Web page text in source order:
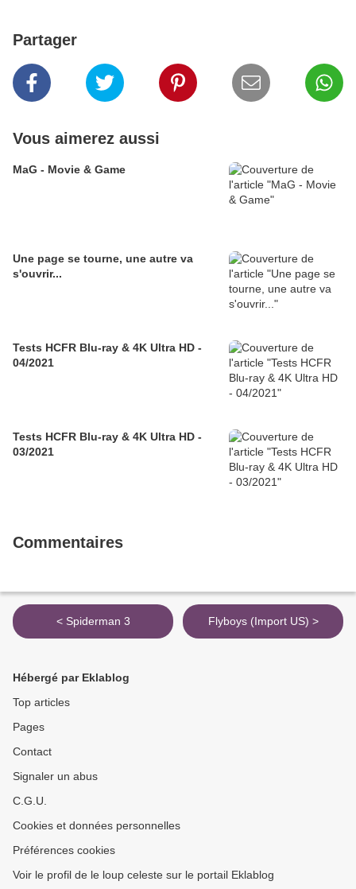
Partager
Vous aimerez aussi
MaG - Movie & Game
Une page se tourne, une autre va
s'ouvrir...
Tests HCFR Blu-ray & 4K Ultra HD -
04/2021
Tests HCFR Blu-ray & 4K Ultra HD -
03/2021
Commentaires
< Spiderman 3 Flyboys (Import US) >
Hébergé par Eklablog
Top articles
Pages
Contact
Signaler un abus
C.G.U.
Cookies et données personnelles
Préférences cookies
Voir le profil de le loup celeste sur le portail Eklablog